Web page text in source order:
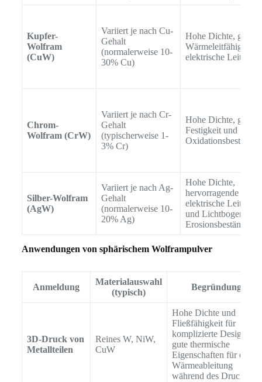
Kupfer-
Wolfram
(CuW)
Variiert je nach Cu-
Gehalt
(normalerweise 10-
30% Cu)
Hohe Dichte, gute
Wärmeleitfähigkeit
elektrische
Chrom-
Wolfram (CrW)
Variiert je nach Cr-
Gehalt
(typischerweise 1-
3% Cr)
Hohe Dichte, gute
Festigkeit und
Silber-Wolfram
(AgW)
Variiert je nach Ag-
Gehalt
(normalerweise 10-
20% Ag)
Hohe Dichte,
hervorragende
elektrische
und Lichtbogen-
Anwendungen von sphärischem Wolframpulver
Anmeldung
Materialauswahl
(typisch)
Begründung
3D-Druck von
Metallteilen
Reines W, NiW,
CuW
Hohe Dichte und
Fließfähigkeit für
komplizierte Designs,
gute thermische
Eigenschaften für die
Wärmeableitung
während des Drucks